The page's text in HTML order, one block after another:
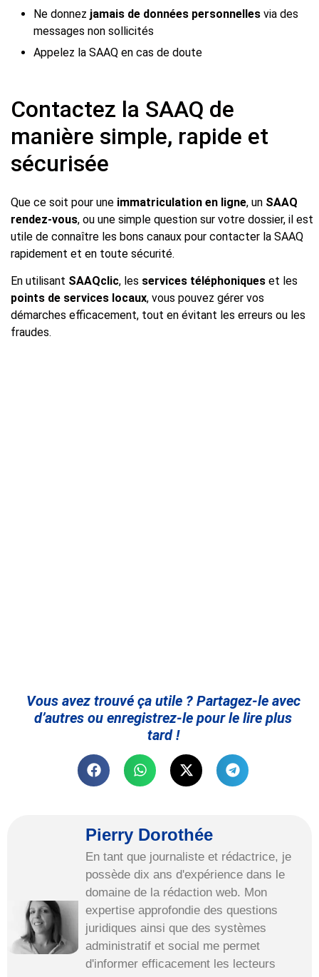
Ne donnez jamais de données personnelles via des
messages non sollicités
Appelez la SAAQ en cas de doute
Contactez la SAAQ de
manière simple, rapide et
sécurisée
Que ce soit pour une immatriculation en ligne, un SAAQ
rendez-vous, ou une simple question sur votre dossier, il est
utile de connaître les bons canaux pour contacter la SAAQ
rapidement et en toute sécurité.
En utilisant SAAQclic, les services téléphoniques et les
points de services locaux, vous pouvez gérer vos
démarches efficacement, tout en évitant les erreurs ou les
fraudes.
Vous avez trouvé ça utile ? Partagez-le avec
d’autres ou enregistrez-le pour le lire plus
tard !
Pierry Dorothée
En tant que journaliste et rédactrice, je
possède dix ans d'expérience dans le
domaine de la rédaction web. Mon
expertise approfondie des questions
juridiques ainsi que des systèmes
administratif et social me permet
d'informer efficacement les lecteurs